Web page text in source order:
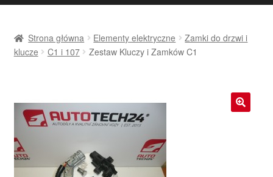
nawigacji
treści
Dostawa
Kontakt
Moje konto
Strona główna Elementy elektryczne
Zamki do drzwi i
klucze
C1 i 107 Zestaw Kluczy i Zamków C1